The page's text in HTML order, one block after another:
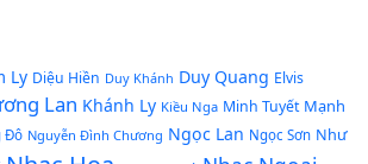
Ly Diệu Hiền Duy Khánh Duy Quang Elvis
Lan Khánh Ly Kiều Nga Minh Tuyết Mạnh
Đô Nguyễn Đình Chương Ngọc Lan Ngọc Sơn Như